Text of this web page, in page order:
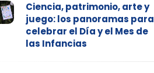
Ciencia, patrimonio, arte y
juego: los panoramas para
celebrar el Día y el Mes de
las Infancias